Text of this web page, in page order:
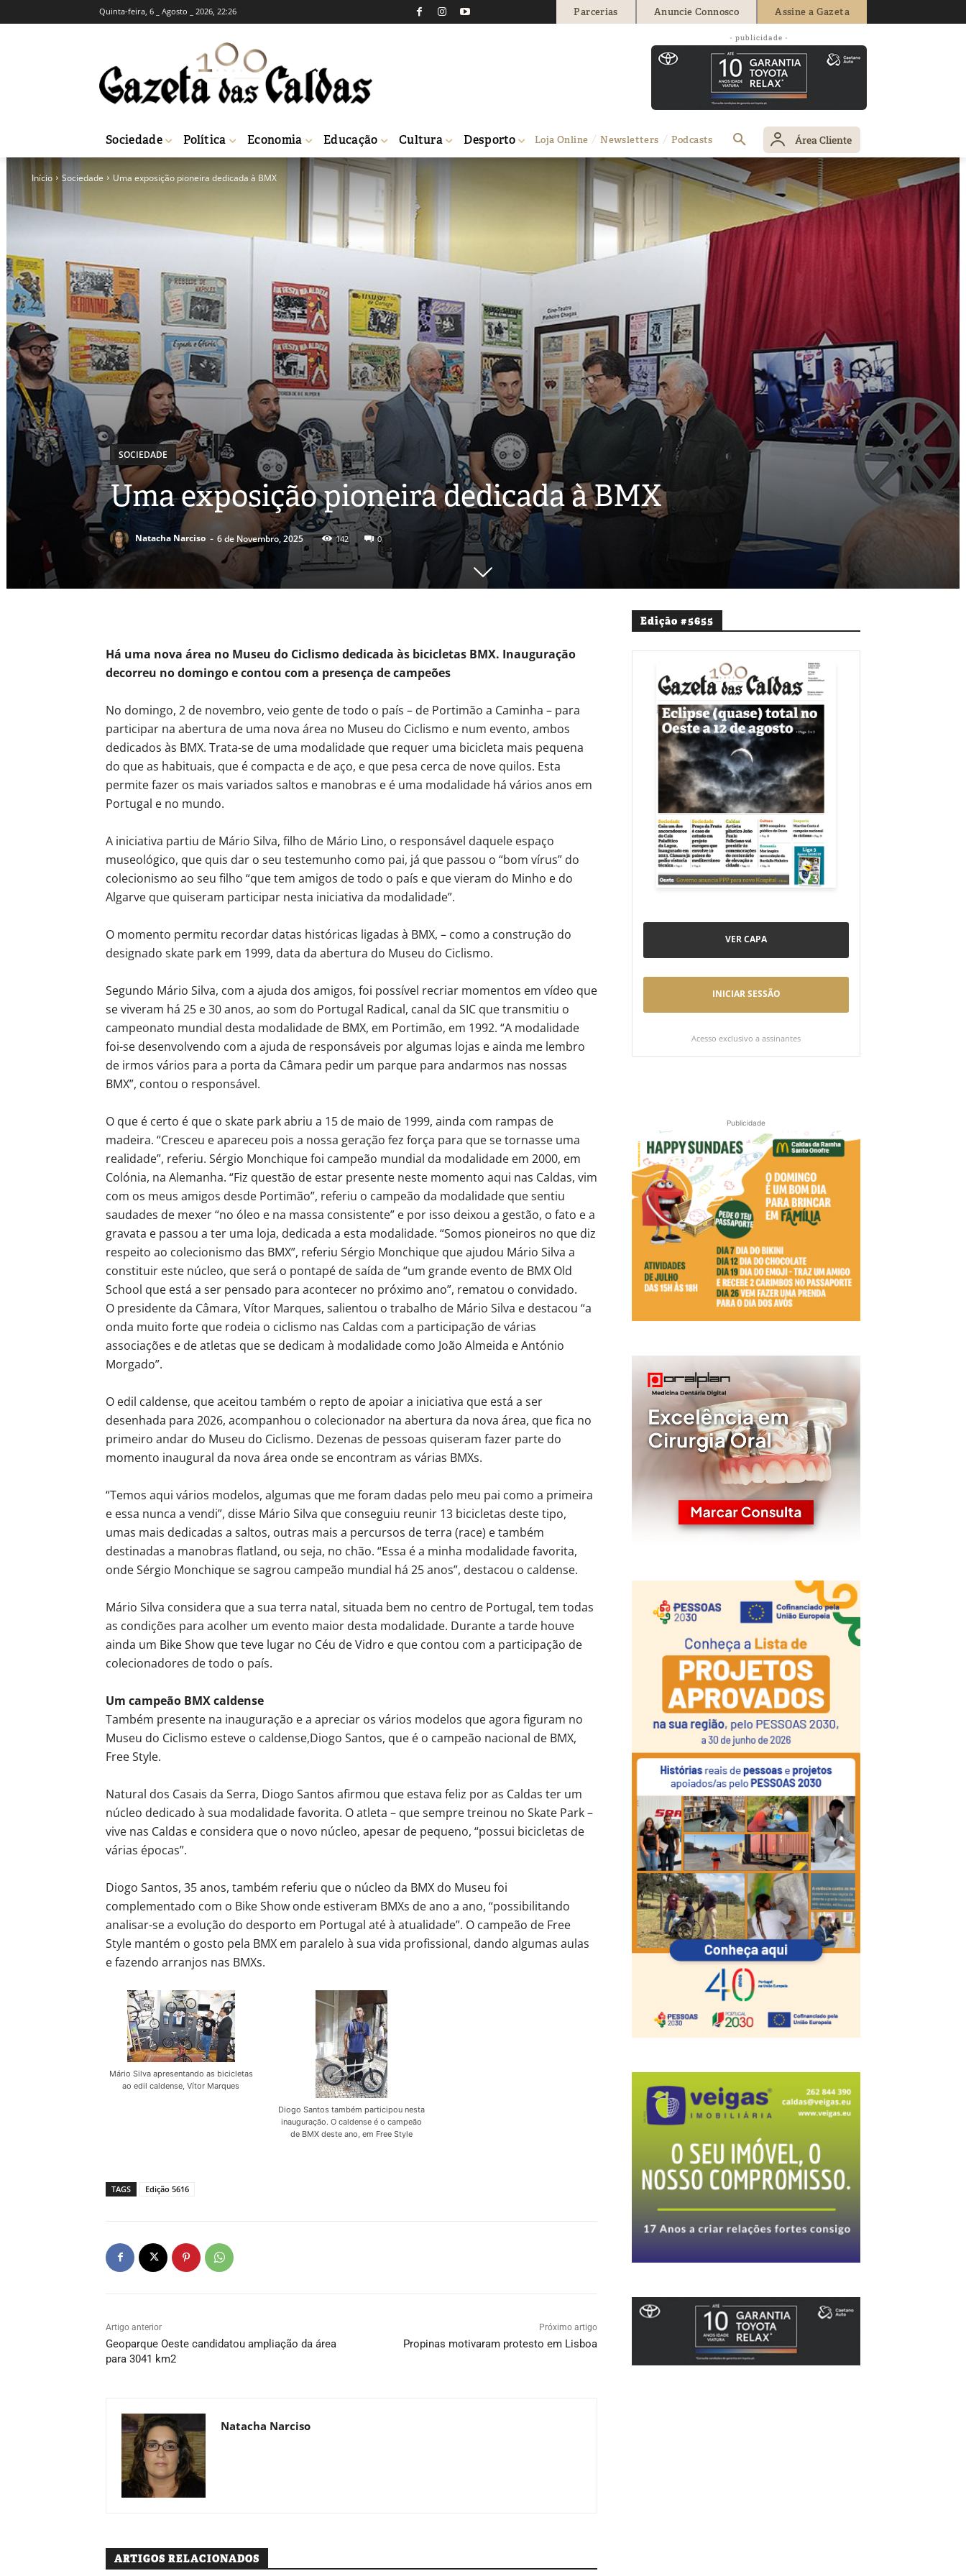
Quinta-feira, 6 _ Agosto _ 2026, 22:26 Parcerias Anuncie Connosco Assine a Gazeta
- publicidade -
Sociedade Política Economia Educação Cultura Desporto Loja Online Newsletters Podcasts Área Cliente
Início Sociedade Uma exposição pioneira dedicada à BMX
SOCIEDADE
Uma exposição pioneira dedicada à BMX
Natacha Narciso - 6 de Novembro, 2025 142 0
Há uma nova área no Museu do Ciclismo dedicada às bicicletas BMX. Inauguração
decorreu no domingo e contou com a presença de campeões
No domingo, 2 de novembro, veio gente de todo o país – de Portimão a Caminha – para
participar na abertura de uma nova área no Museu do Ciclismo e num evento, ambos
dedicados às BMX. Trata-se de uma modalidade que requer uma bicicleta mais pequena
do que as habituais, que é compacta e de aço, e que pesa cerca de nove quilos. Esta
permite fazer os mais variados saltos e manobras e é uma modalidade há vários anos em
Portugal e no mundo.
A iniciativa partiu de Mário Silva, filho de Mário Lino, o responsável daquele espaço
museológico, que quis dar o seu testemunho como pai, já que passou o “bom vírus” do
colecionismo ao seu filho “que tem amigos de todo o país e que vieram do Minho e do
Algarve que quiseram participar nesta iniciativa da modalidade”.
O momento permitu recordar datas históricas ligadas à BMX, – como a construção do
designado skate park em 1999, data da abertura do Museu do Ciclismo.
Segundo Mário Silva, com a ajuda dos amigos, foi possível recriar momentos em vídeo que
se viveram há 25 e 30 anos, ao som do Portugal Radical, canal da SIC que transmitiu o
campeonato mundial desta modalidade de BMX, em Portimão, em 1992. “A modalidade
foi-se desenvolvendo com a ajuda de responsáveis por algumas lojas e ainda me lembro
de irmos vários para a porta da Câmara pedir um parque para andarmos nas nossas
BMX”, contou o responsável.
O que é certo é que o skate park abriu a 15 de maio de 1999, ainda com rampas de
madeira. “Cresceu e apareceu pois a nossa geração fez força para que se tornasse uma
realidade”, referiu. Sérgio Monchique foi campeão mundial da modalidade em 2000, em
Colónia, na Alemanha. “Fiz questão de estar presente neste momento aqui nas Caldas, vim
com os meus amigos desde Portimão”, referiu o campeão da modalidade que sentiu
saudades de mexer “no óleo e na massa consistente” e por isso deixou a gestão, o fato e a
gravata e passou a ter uma loja, dedicada a esta modalidade. “Somos pioneiros no que diz
respeito ao colecionismo das BMX”, referiu Sérgio Monchique que ajudou Mário Silva a
constituir este núcleo, que será o pontapé de saída de “um grande evento de BMX Old
School que está a ser pensado para acontecer no próximo ano”, rematou o convidado.
O presidente da Câmara, Vítor Marques, salientou o trabalho de Mário Silva e destacou “a
onda muito forte que rodeia o ciclismo nas Caldas com a participação de várias
associações e de atletas que se dedicam à modalidade como João Almeida e António
Morgado”.
O edil caldense, que aceitou também o repto de apoiar a iniciativa que está a ser
desenhada para 2026, acompanhou o colecionador na abertura da nova área, que fica no
primeiro andar do Museu do Ciclismo. Dezenas de pessoas quiseram fazer parte do
momento inaugural da nova área onde se encontram as várias BMXs.
“Temos aqui vários modelos, algumas que me foram dadas pelo meu pai como a primeira
e essa nunca a vendi”, disse Mário Silva que conseguiu reunir 13 bicicletas deste tipo,
umas mais dedicadas a saltos, outras mais a percursos de terra (race) e também
destinadas a manobras flatland, ou seja, no chão. “Essa é a minha modalidade favorita,
onde Sérgio Monchique se sagrou campeão mundial há 25 anos”, destacou o caldense.
Mário Silva considera que a sua terra natal, situada bem no centro de Portugal, tem todas
as condições para acolher um evento maior desta modalidade. Durante a tarde houve
ainda um Bike Show que teve lugar no Céu de Vidro e que contou com a participação de
colecionadores de todo o país.
Um campeão BMX caldense
Também presente na inauguração e a apreciar os vários modelos que agora figuram no
Museu do Ciclismo esteve o caldense,Diogo Santos, que é o campeão nacional de BMX,
Free Style.
Natural dos Casais da Serra, Diogo Santos afirmou que estava feliz por as Caldas ter um
núcleo dedicado à sua modalidade favorita. O atleta – que sempre treinou no Skate Park –
vive nas Caldas e considera que o novo núcleo, apesar de pequeno, “possui bicicletas de
várias épocas”.
Diogo Santos, 35 anos, também referiu que o núcleo da BMX do Museu foi
complementado com o Bike Show onde estiveram BMXs de ano a ano, “possibilitando
analisar-se a evolução do desporto em Portugal até à atualidade”. O campeão de Free
Style mantém o gosto pela BMX em paralelo à sua vida profissional, dando algumas aulas
e fazendo arranjos nas BMXs.
Mário Silva apresentando as bicicletas
ao edil caldense, Vítor Marques
Diogo Santos também participou nesta
inauguração. O caldense é o campeão
de BMX deste ano, em Free Style
TAGS Edição 5616
Artigo anterior
Geoparque Oeste candidatou ampliação da área
para 3041 km2
Próximo artigo
Propinas motivaram protesto em Lisboa
Natacha Narciso
ARTIGOS RELACIONADOS
Edição #5655
VER CAPA
INICIAR SESSÃO
Acesso exclusivo a assinantes
Publicidade